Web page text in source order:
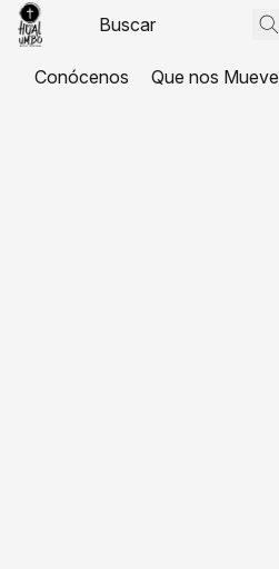
Conócenos Que nos Mueve